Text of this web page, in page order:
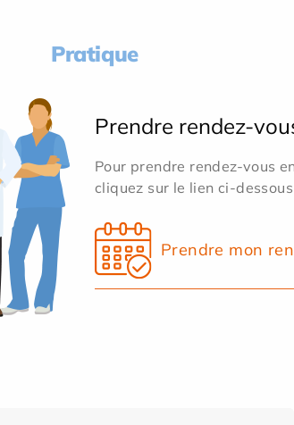
Pratique
Prendre rendez-
Pour prendre rendez-vous
cliquez sur le lien ci-
Prendre mon